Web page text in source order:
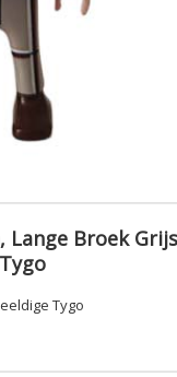
Lange Broek Grijs
Tygo